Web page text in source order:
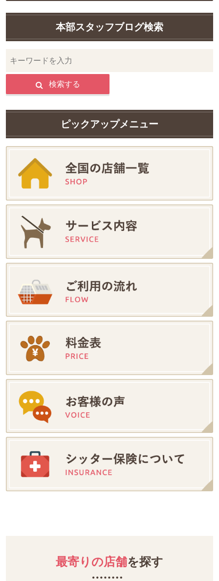
本部スタッフブログ検索
検索する
ピックアップメニュー
最寄りの店舗を探す